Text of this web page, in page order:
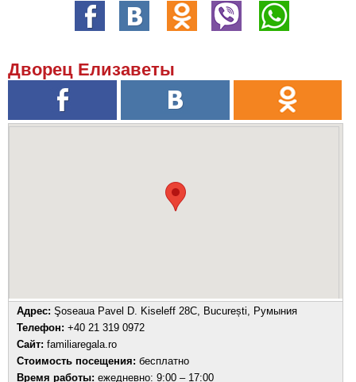
Дворец Елизаветы
Адрес: Şoseaua Pavel D. Kiseleff 28C, București, Румыния
Телефон: +40 21 319 0972
Сайт: familiaregala.ro
Стоимость посещения: бесплатно
Время работы: ежедневно: 9:00 – 17:00